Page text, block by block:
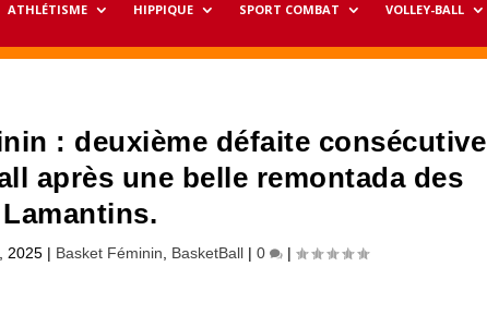
ATHLÉTISME HIPPIQUE SPORT COMBAT VOLLEY-BALL
: deuxième défaite consécutive
après une belle remontada des
Lamantins.
2025 | Basket Féminin BasketBall |0 |